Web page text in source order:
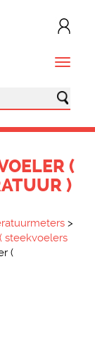
(
)
>
steekvoelers
(